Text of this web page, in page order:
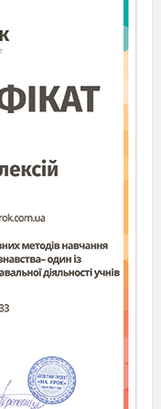
учнів
- є
Це твір,
літературі.
Його не